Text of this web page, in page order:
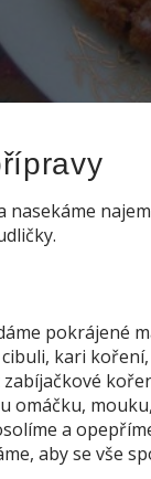
nasekáme
pokrájené
kari
omáčku,
a
aby se vše